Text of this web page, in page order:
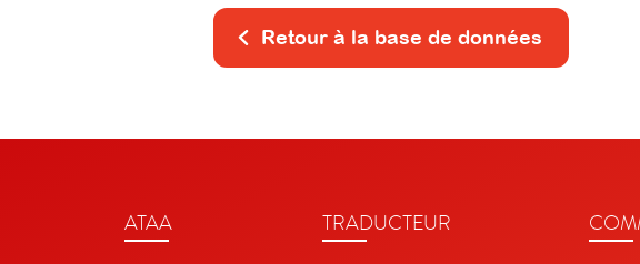
Retour à la base de données
ATAA TRADUCTEUR